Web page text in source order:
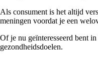
Als consument is het altijd
meningen voordat je een
Of je nu geïnteresseerd bent
gezondheidsdoelen.